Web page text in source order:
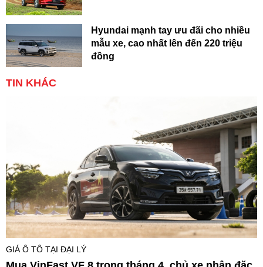
Hyundai mạnh tay ưu đãi cho nhiều
mẫu xe, cao nhất lên đến 220 triệu
đồng
TIN KHÁC
GIÁ Ô TÔ TẠI ĐẠI LÝ